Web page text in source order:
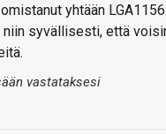
yhtään
niin syvällisesti, että
vastataksesi